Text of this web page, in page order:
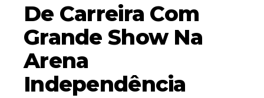
De Carreira Com
Grande Show Na
Arena
Independência